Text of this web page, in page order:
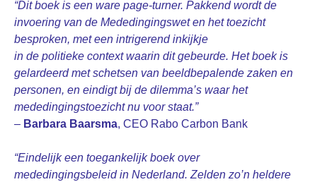
“Dit boek is een ware page-turner. Pakkend wordt de
invoering van de Mededingingswet en het toezicht
besproken, met een intrigerend inkijkje
in de politieke context waarin dit gebeurde. Het boek is
gelardeerd met schetsen van beeldbepalende zaken en
personen, en eindigt bij de dilemma’s waar het
mededingingstoezicht nu voor staat.”
– Barbara Baarsma, CEO Rabo Carbon Bank
“Eindelijk een toegankelijk boek over
mededingingsbeleid in Nederland. Zelden zo’n heldere